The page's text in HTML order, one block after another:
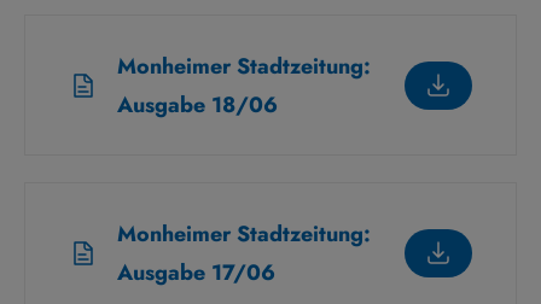
Monheimer Stadtzeitung:
Ausgabe 18/06
Monheimer Stadtzeitung:
Ausgabe 17/06